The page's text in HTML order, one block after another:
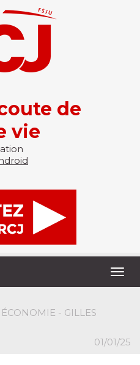
de
vie
- GILLES
01/01/25